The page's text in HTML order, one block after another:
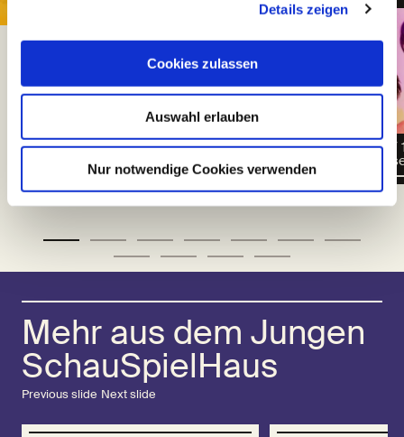
Details zeigen
Cookies zulassen
Auswahl erlauben
Nur notwendige Cookies verwenden
Postgraduierten-Projekt / 13+
Regie: Tamara Sonja
Aijamathiesen
von Michael Ende /
Regie: Sophie
Mehr aus dem Jungen
SchauSpielHaus
Previous slide Next slide